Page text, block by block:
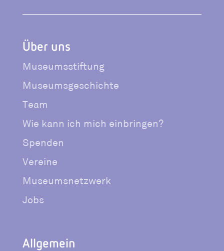
Über uns
Museumsstiftung
Museumsgeschichte
Team
Wie kann ich mich einbringen?
Spenden
Vereine
Museumsnetzwerk
Jobs
Allgemein